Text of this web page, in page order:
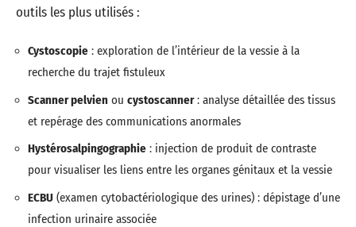
outils les plus utilisés :
Cystoscopie : exploration de l’intérieur de la vessie à la
recherche du trajet fistuleux
Scanner pelvien ou cystoscanner: analyse détaillée des tissus
et repérage des communications anormales
Hystérosalpingographie : injection de produit de contraste
pour visualiser les liens entre les organes génitaux et la vessie
ECBU (examen cytobactériologique des urines) : dépistage d’une
infection urinaire associée